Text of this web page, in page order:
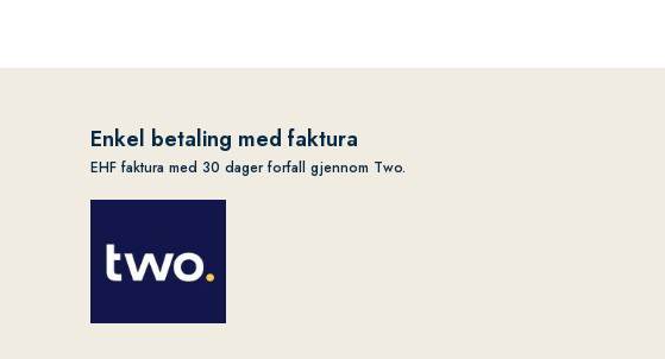
Enkel betaling med faktura
EHF faktura med 30 dager forfall gjennom Two.